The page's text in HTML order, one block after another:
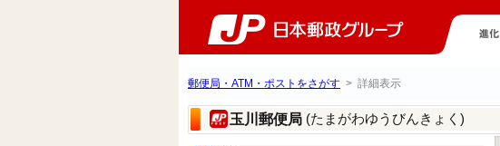
郵便局・ATM・ポストをさがす > 詳細表示
玉川郵便局 (たまがわゆうびんきょく)